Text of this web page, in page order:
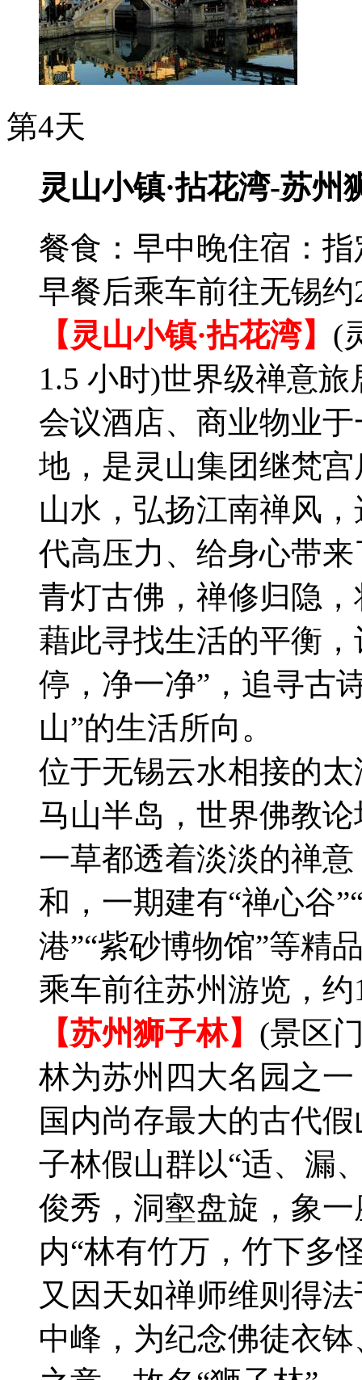
第4天
灵山小镇·拈花湾-苏州
餐食：早中晚住宿：
早餐后乘车前往无锡约
【灵山小镇·拈花湾】 (
1.5 小时)世界级禅意
会议酒店、商业物业
地，是灵山集团继梵
山水，弘扬江南禅风
代高压力、给身心带
青灯古佛，禅修归隐
藉此寻找生活的平衡
停，净一净”，追寻古
山”的生活所向。
位于无锡云水相接的
马山半岛，世界佛教
一草都透着淡淡的禅
和，一期建有“禅心谷
港”“紫砂博物馆”等精
乘车前往苏州游览，约
【苏州狮子林】 (景区
林为苏州四大名园之
国内尚存最大的古代
子林假山群以“适、漏
俊秀，洞壑盘旋，象
内“林有竹万，竹下多
又因天如禅师维则得
中峰，为纪念佛徒衣